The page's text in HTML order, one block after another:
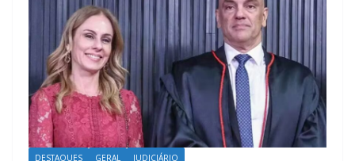
DESTAQUES GERAL JUDICIÁRIO